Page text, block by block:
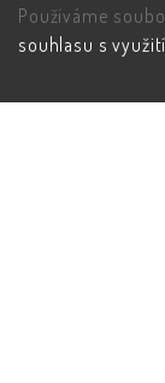
Používáme
souhlasu s